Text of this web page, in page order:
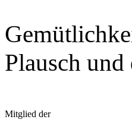
Plausch
Mitglied der